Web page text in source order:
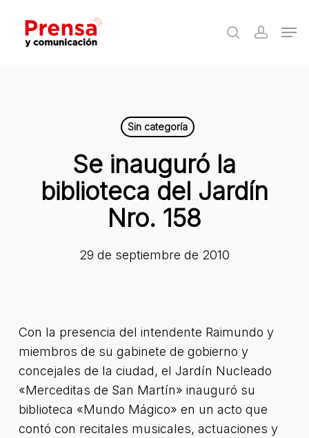
main
search
Sin categoría
Se inauguró la
biblioteca del Jardín
Nro. 158
29 de septiembre de 2010
Con la presencia del intendente Raimundo y
miembros de su gabinete de gobierno y
concejales de la ciudad, el Jardín Nucleado
«Merceditas de San Martín» inauguró su
biblioteca «Mundo Mágico» en un acto que
contó con recitales musicales, actuaciones y